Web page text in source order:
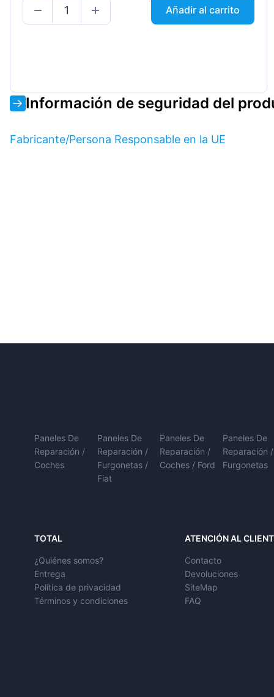
Añadir al carrito
Información de seguridad del
Fabricante/Persona Responsable en la UE
Paneles De
Reparación /
Coches
Paneles De
Reparación /
Furgonetas /
Fiat
Paneles De
Reparación /
Coches / Ford
Paneles De
Reparación /
Furgonetas
TOTAL
¿Quiénes somos?
Entrega
Política de privacidad
Términos y condiciones
ATENCIÓN AL
Contacto
Devoluciones
SiteMap
FAQ